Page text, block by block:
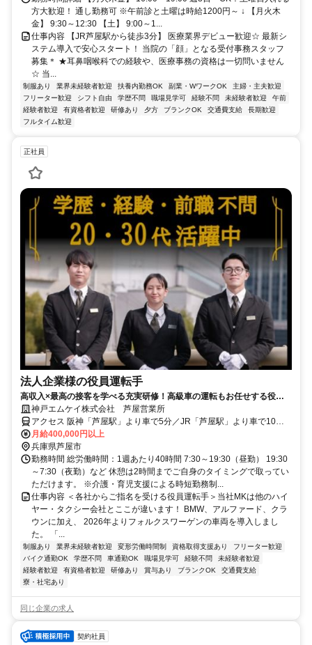
方大歓迎！ 通し勤務可 ※午前診と土曜は時給1200円～ ↓ 【月火木
金】 9:30～12:30 【土】 9:00～1...
仕事内容 【JR芦屋駅から徒歩3分】 医療業界デビュー歓迎☆ 最新シ
ステム導入で安心スタート！ 当院の「顔」となる受付事務スタッフ
募集＊ ★耳鼻咽喉科での経験や、医療事務の資格は一切問いません
☆ 当...
制服あり 業界未経験者歓迎 扶養内勤務OK 副業・WワークOK
主婦・主夫歓迎
フリーター歓迎
シフト自由 学歴不問 職場見学可 経験不問 未経験者歓迎
午前
経験者歓迎
有資格者歓迎 研修あり 夕方 ブランクOK 交通費支給
長期歓迎
フルタイム歓迎
正社員
法人企業様の役員運転手
高収入×最高の接客を学べる充実研修！高級車の運転もお任せする役員
ドライバー
神戸エムケイ株式会社 芦屋営業所
アクセス 阪神「芦屋駅」より車で5分／JR「芦屋駅」より車で10分
（車通勤OK！）
月給400,000円以上
兵庫県芦屋市
勤務時間 総労働時間：1週あたり40時間 7:30～19:30（昼勤） 19:30
～7:30（夜勤）など 休憩は2時間までご自身のタイミングで取ってい
ただけます。 ※介護・育児支援による時短勤務制...
仕事内容 ＜各社からご指名を受ける役員運転手＞当社MKは他のハイ
ヤー・タクシー会社とここが違います！ BMW、アルファード、クラ
ウンに加え、 2026年よりフォルクスワーゲンの車両を導入しまし
た。 「...
制服あり 業界未経験者歓迎 変形労働時間制 資格取得支援あり
フリーター歓迎
バイク通勤OK
学歴不問 車通勤OK 職場見学可 経験不問
未経験者歓迎
経験者歓迎
有資格者歓迎 研修あり 賞与あり ブランクOK
交通費支給
寮・社宅あり
同じ企業の求人
契約社員